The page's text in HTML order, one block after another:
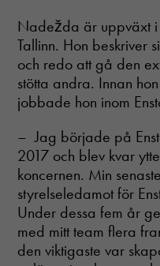
Nadežda är uppväxt i
Tallinn. Hon beskriver
och redo att gå den
stötta andra. Innan
jobbade hon inom
– Jag började på
2017 och blev kvar
koncernen. Min
styrelseledamot för
Under dessa fem år
med mitt team flera
den viktigaste var